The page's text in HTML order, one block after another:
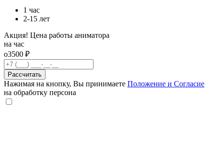
1 час
2-15 лет
Акция! Цена работы аниматора
на час
о3500 ₽
Рассчитать
Нажимая на кнопку, Вы принимаете Положение и Согласие
на обработку персона